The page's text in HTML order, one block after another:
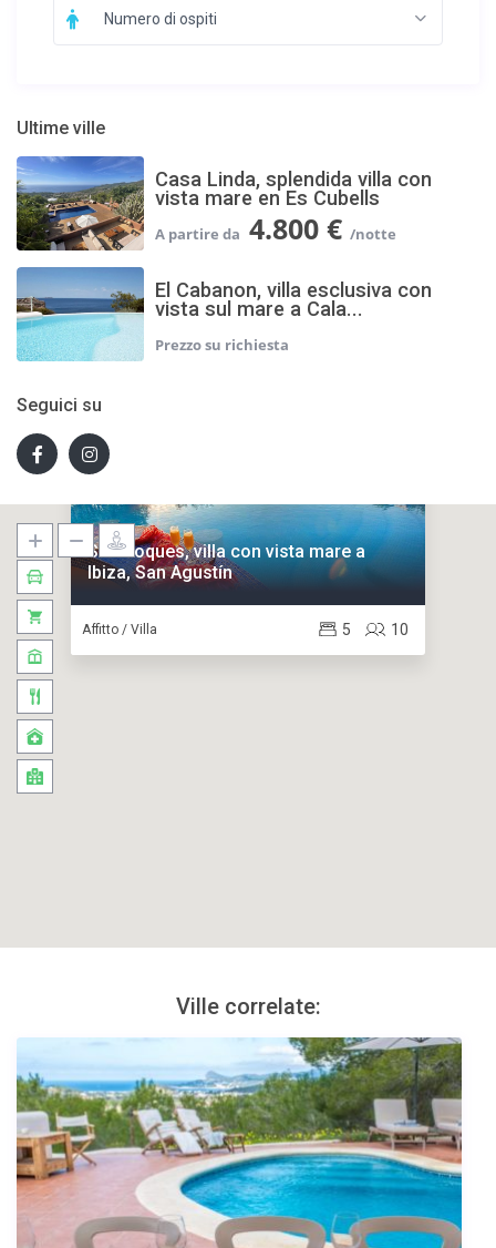
Numero di ospiti
Ultime ville
Casa Linda, splendida villa con
vista mare en Es Cubells
4.800 €
El Cabanon, villa esclusiva con
vista sul mare a Cala...
Seguici su
Ses Roques, villa con vista mare a
Ibiza, San Agustín
Affitto / Villa 10
5
Ville correlate: